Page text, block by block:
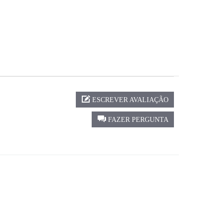
FAZER PERGUNTA
ESCREVER AVALIAÇÃO